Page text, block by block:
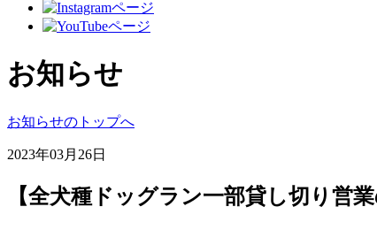
お知らせ
お知らせのトップへ
2023年03月26日
【全犬種ドッグラン一部貸し切り営業